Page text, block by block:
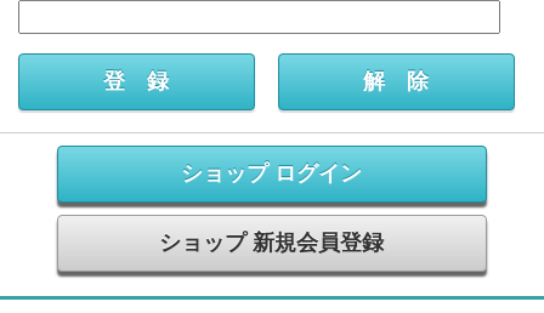
ショップ ログイン
ショップ 新規会員登録